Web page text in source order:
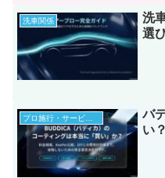
洗車関係
洗
選
プロ施行・サービス体験談等
バ
い